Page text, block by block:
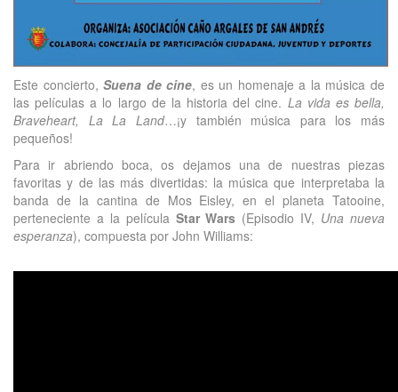
Este concierto,Suena de cine, es un homenaje a la música de
las películas a lo largo de la historia del cine. La vida es bella,
Braveheart, La La Land…¡y también música para los más
pequeños!
Para ir abriendo boca, os dejamos una de nuestras piezas
favoritas y de las más divertidas: la música que interpretaba la
banda de la cantina de Mos Eisley, en el planeta Tatooine,
perteneciente a la película Star Wars (Episodio IV, Una nueva
esperanza), compuesta por John Williams: